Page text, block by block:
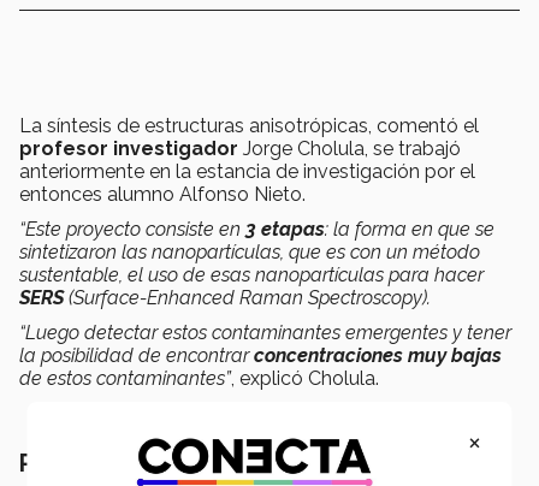
La síntesis de estructuras anisotrópicas, comentó el
profesor investigador Jorge Cholula, se trabajó
anteriormente en la estancia de investigación por el
entonces alumno Alfonso Nieto.
“Este proyecto consiste en 3 etapas: la forma en que se
sintetizaron las nanopartículas, que es con un método
sustentable, el uso de esas nanopartículas para hacer
SERS(Surface-Enhanced Raman Spectroscopy).
“Luego detectar estos contaminantes emergentes y tener
la posibilidad de encontrarconcentraciones muy bajas
de estos contaminantes”, explicó Cholula.
Premio Rómulo Garza 2023
×